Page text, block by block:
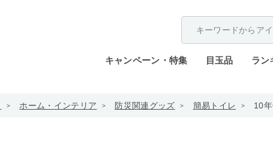
キャンペーン・特集 目玉品 ラン
ホーム・インテリア 防災関連グッズ 簡易トイレ 10